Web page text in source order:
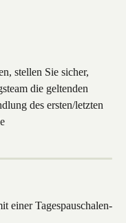
stellen Sie sicher,
die geltenden
des ersten/letzten
einer Tagespauschalen-